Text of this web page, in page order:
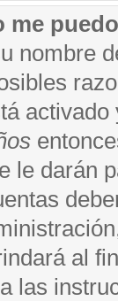
me
nombre
le darán
al
las